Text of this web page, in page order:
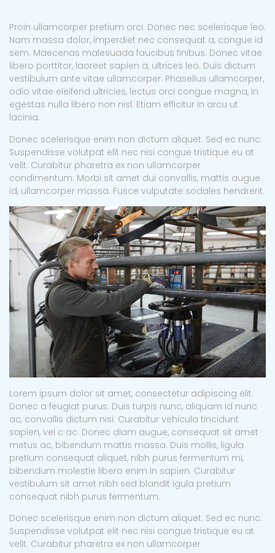
Proin ullamcorper pretium orci. Donec nec scelerisque leo.
Nam massa dolor, imperdiet nec consequat a, congue id
sem. Maecenas malesuada faucibus finibus. Donec vitae
libero porttitor, laoreet sapien a, ultrices leo. Duis dictum
vestibulum ante vitae ullamcorper. Phasellus ullamcorper,
odio vitae eleifend ultricies, lectus orci congue magna, in
egestas nulla libero non nisl. Etiam efficitur in arcu ut
lacinia.
Donec scelerisque enim non dictum aliquet. Sed ec nunc.
Suspendisse volutpat elit nec nisi congue tristique eu at
velit. Curabitur pharetra ex non ullamcorper
condimentum. Morbi sit amet dui convallis, mattis augue
id, ullamcorper massa. Fusce vulputate sodales hendrerit.
Lorem ipsum dolor sit amet, consectetur adipiscing elit.
Donec a feugiat purus. Duis turpis nunc, aliquam id nunc
ac, convallis dictum nisi. Curabitur vehicula tincidunt
sapien, vel c ac. Donec diam augue, consequat sit amet
metus ac, bibendum mattis massa. Duis mollis, ligula
pretium consequat aliquet, nibh purus fermentum mi,
bibendum molestie libero enim in sapien. Curabitur
vestibulum sit amet nibh sed blandit igula pretium
consequat nibh purus fermentum.
Donec scelerisque enim non dictum aliquet. Sed ec nunc.
Suspendisse volutpat elit nec nisi congue tristique eu at
velit. Curabitur pharetra ex non ullamcorper